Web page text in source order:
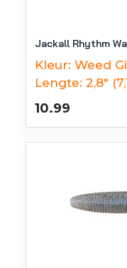
Jackall Rhythm
Kleur: Weed
Lengte: 2,8"
10.99